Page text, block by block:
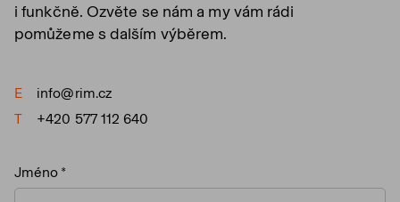
i funkčně. Ozvěte se nám a my vám rádi
pomůžeme s dalším výběrem.
E
info@rim.cz
T
+420 577 112 640
Jméno